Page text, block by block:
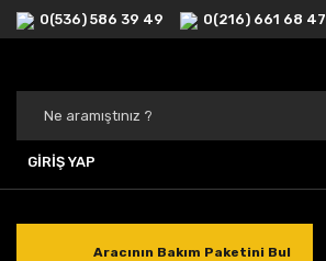
0(536) 586 39 49 0(216) 661 68 47
GİRİŞ YAP
Aracının Bakım Paketini Bul